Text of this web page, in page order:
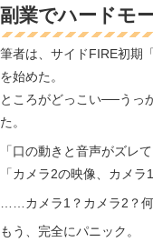
副業でハードモ
筆者は、サイドFIRE初期
を始めた。
ところがどっこい──うっ
た。
「口の動きと音声がズレて
「カメラ2の映像、カメラ
……カメラ1？カメラ2？
もう、完全にパニック。